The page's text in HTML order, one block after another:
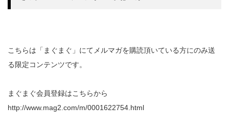
こちらは「まぐまぐ」にてメルマガを購読頂いている方にのみ送
る限定コンテンツです。
まぐまぐ会員登録はこちらから
http://www.mag2.com/m/0001622754.html